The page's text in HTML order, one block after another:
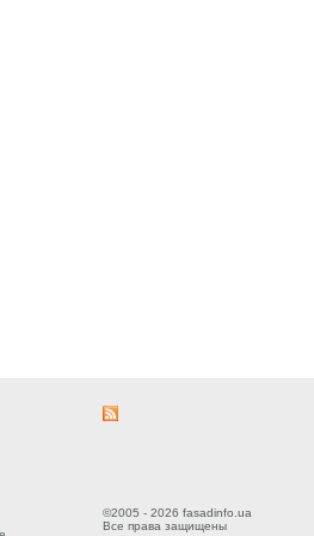
©2005 - 2026 fasadinfo.ua
Все права защищены